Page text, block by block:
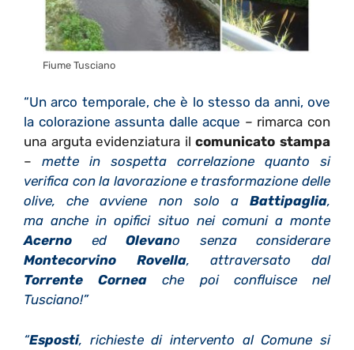
Fiume Tusciano
“Un arco temporale, che è lo stesso da anni, ove
la colorazione assunta dalle acque – rimarca con
una arguta evidenziatura ilcomunicato stampa
– mette in sospetta correlazione quanto si
verifica con la lavorazione e trasformazione delle
olive, che avviene non solo a Battipaglia,
ma anche in opifici situo nei comuni a monte
Acerno ed Olevano senza considerare
Montecorvino Rovella, attraversato dal
Torrente Cornea che poi confluisce nel
Tusciano!”
“Esposti, richieste di intervento al Comune si